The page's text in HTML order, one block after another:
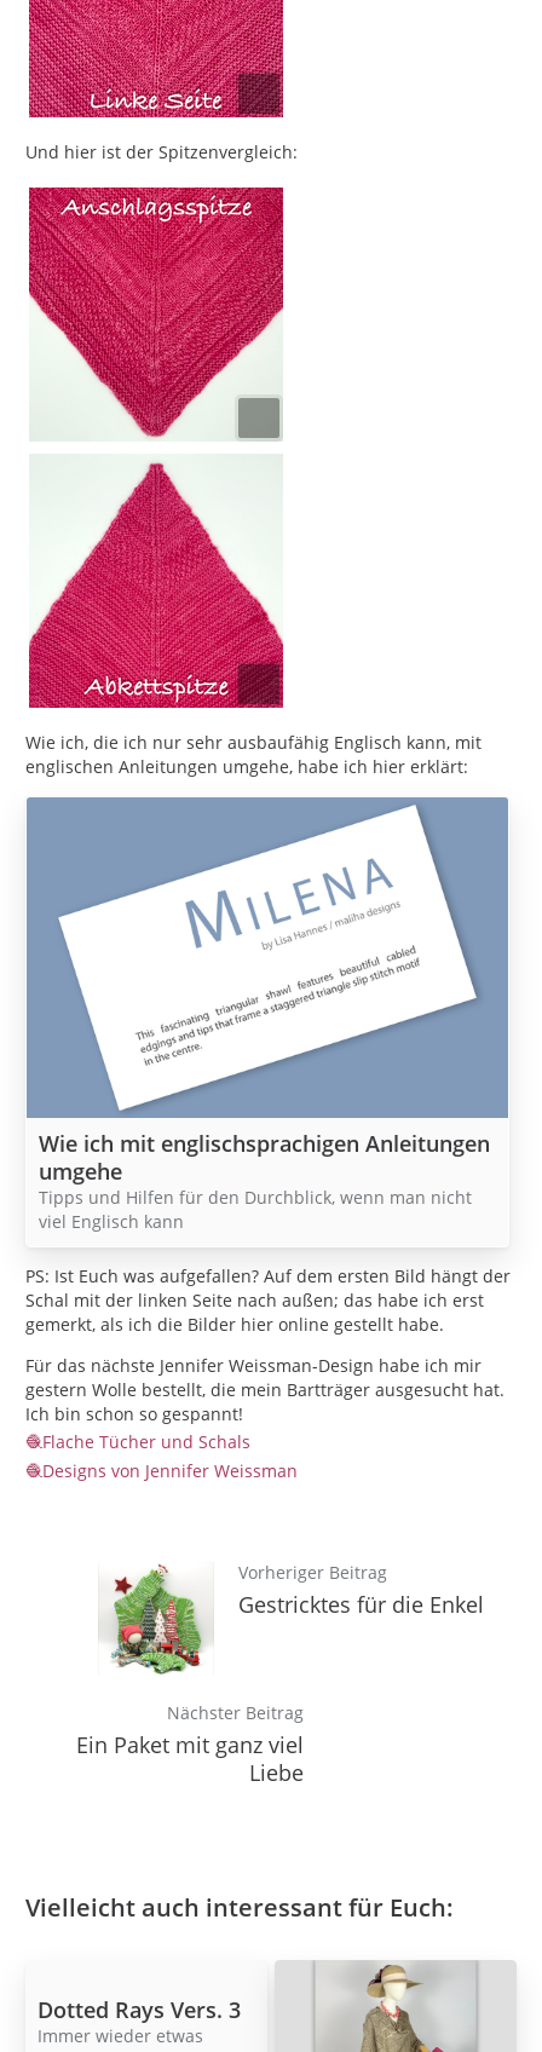
Und hier ist der Spitzenvergleich:
Wie ich, die ich nur sehr ausbaufähig Englisch kann, mit
englischen Anleitungen umgehe, habe ich hier erklärt:
Wie ich mit englischsprachigen Anleitungen
umgehe
Tipps und Hilfen für den Durchblick, wenn man nicht
viel Englisch kann
PS: Ist Euch was aufgefallen? Auf dem ersten Bild hängt der
Schal mit der linken Seite nach außen; das habe ich erst
gemerkt, als ich die Bilder hier online gestellt habe.
Für das nächste Jennifer Weissman-Design habe ich mir
gestern Wolle bestellt, die mein Bartträger ausgesucht hat.
Ich bin schon so gespannt!
Flache Tücher und Schals
Designs von Jennifer Weissman
Vorheriger Beitrag
Gestricktes für die Enkel
Nächster Beitrag
Ein Paket mit ganz viel
Liebe
Vielleicht auch interessant für Euch:
Dotted Rays Vers. 3
Immer wieder etwas